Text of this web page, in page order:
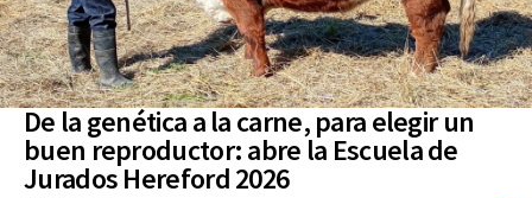
De la genética a la carne, para elegir un
buen reproductor: abre la Escuela de
Jurados Hereford 2026